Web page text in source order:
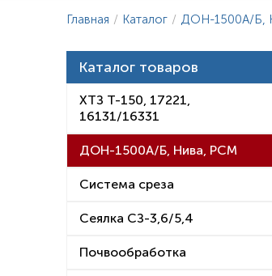
Главная / Каталог / ДОН-1500А/Б,
Каталог товаров
ХТЗ Т-150, 17221,
16131/16331
ДОН-1500А/Б, Нива, РСМ
Система среза
Сеялка СЗ-3,6/5,4
Почвообработка